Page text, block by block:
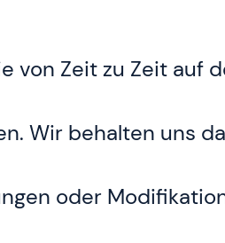
von Zeit zu Zeit
Wir behalten uns
oder